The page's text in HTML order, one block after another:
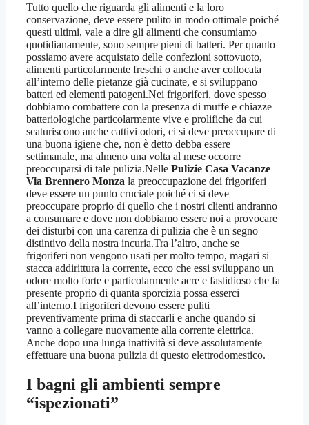
Tutto quello che riguarda gli alimenti e la loro
conservazione, deve essere pulito in modo ottimale poiché
questi ultimi, vale a dire gli alimenti che consumiamo
quotidianamente, sono sempre pieni di batteri. Per quanto
possiamo avere acquistato delle confezioni sottovuoto,
alimenti particolarmente freschi o anche aver collocata
all’interno delle pietanze già cucinate, e si sviluppano
batteri ed elementi patogeni.Nei frigoriferi, dove spesso
dobbiamo combattere con la presenza di muffe e chiazze
batteriologiche particolarmente vive e prolifiche da cui
scaturiscono anche cattivi odori, ci si deve preoccupare di
una buona igiene che, non è detto debba essere
settimanale, ma almeno una volta al mese occorre
preoccuparsi di tale pulizia.Nelle Pulizie Casa Vacanze
Via Brennero Monza la preoccupazione dei frigoriferi
deve essere un punto cruciale poiché ci si deve
preoccupare proprio di quello che i nostri clienti andranno
a consumare e dove non dobbiamo essere noi a provocare
dei disturbi con una carenza di pulizia che è un segno
distintivo della nostra incuria.Tra l’altro, anche se
frigoriferi non vengono usati per molto tempo, magari si
stacca addirittura la corrente, ecco che essi sviluppano un
odore molto forte e particolarmente acre e fastidioso che fa
presente proprio di quanta sporcizia possa esserci
all’interno.I frigoriferi devono essere puliti
preventivamente prima di staccarli e anche quando si
vanno a collegare nuovamente alla corrente elettrica.
Anche dopo una lunga inattività si deve assolutamente
effettuare una buona pulizia di questo elettrodomestico.
I bagni gli ambienti sempre
“ispezionati”